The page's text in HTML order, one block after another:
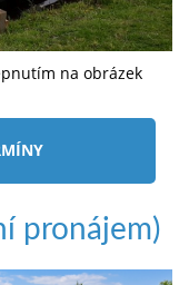
na obrázek
pronájem)